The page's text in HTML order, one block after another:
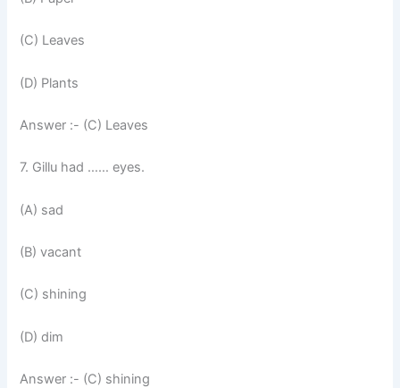
(C) Leaves
(D) Plants
Answer :- (C) Leaves
7. Gillu had …… eyes.
(A) sad
(B) vacant
(C) shining
(D) dim
Answer :- (C) shining